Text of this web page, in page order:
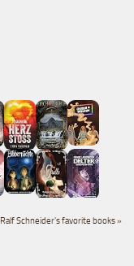
Ralf Schneider's favorite books »